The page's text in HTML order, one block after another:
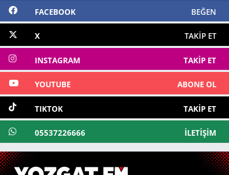
FACEBOOK BEĞEN
X TAKIP ET
INSTAGRAM TAKIP ET
YOUTUBE ABONE OL
TIKTOK TAKIP ET
05537226666 İLETIŞIM